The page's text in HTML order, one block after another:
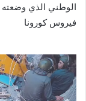
الوطني الذي وضعته
فيروس كورونا